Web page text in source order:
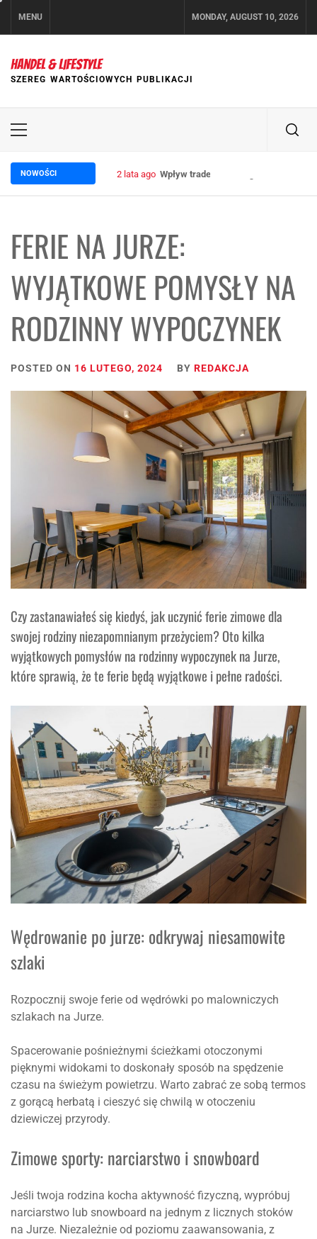
MENU MONDAY, AUGUST 10, 2026
HANDEL & LIFESTYLE
SZEREG WARTOŚCIOWYCH PUBLIKACJI
Primary
NOWOŚCI 2 lata ago Wpływ trade marketingu na wzrost
FERIE NA JURZE:
WYJĄTKOWE POMYSŁY NA
RODZINNY WYPOCZYNEK
POSTED ON 16 LUTEGO, 2024 BY REDAKCJA
Czy zastanawiałeś się kiedyś, jak uczynić ferie zimowe dla
swojej rodziny niezapomnianym przeżyciem? Oto kilka
wyjątkowych pomysłów na rodzinny wypoczynek na Jurze,
które sprawią, że te ferie będą wyjątkowe i pełne radości.
Wędrowanie po jurze: odkrywaj niesamowite
szlaki
Rozpocznij swoje ferie od wędrówki po malowniczych
szlakach na Jurze.
Spacerowanie pośnieżnymi ścieżkami otoczonymi
pięknymi widokami to doskonały sposób na spędzenie
czasu na świeżym powietrzu. Warto zabrać ze sobą termos
z gorącą herbatą i cieszyć się chwilą w otoczeniu
dziewiczej przyrody.
Zimowe sporty: narciarstwo i snowboard
Jeśli twoja rodzina kocha aktywność fizyczną, wypróbuj
narciarstwo lub snowboard na jednym z licznych stoków
na Jurze. Niezależnie od poziomu zaawansowania, z